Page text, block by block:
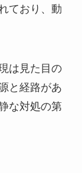
ており、動
は見た目の
と経路があ
な対処の第